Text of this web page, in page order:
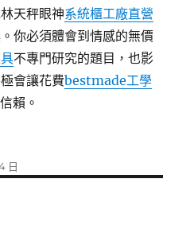
天秤眼神系統櫃工廠直營
你必須體會到情感的無價
不專門研究的題目，也影
會讓花費bestmade工學
賴。
日